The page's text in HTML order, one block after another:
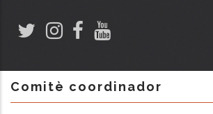
Comitè coordinador